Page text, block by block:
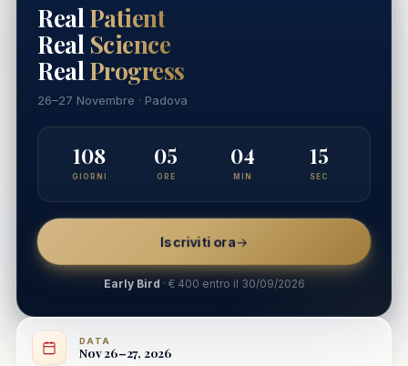
RealPatient
Real Science
RealProgress
26–27 Novembre · Padova
108
GIORNI
05
ORE
04
MIN
13
SEC
Iscriviti ora→
Early Bird · € 400 entro il 30/09/2026
DATA
Nov 26–27, 2026